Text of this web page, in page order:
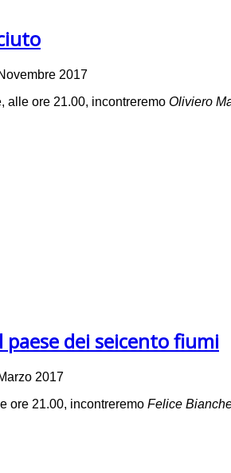
2017
alle ore 21.00, incontreremo Oliviero
paese dei seicento fiumi
2017
ore 21.00, incontreremo Felice